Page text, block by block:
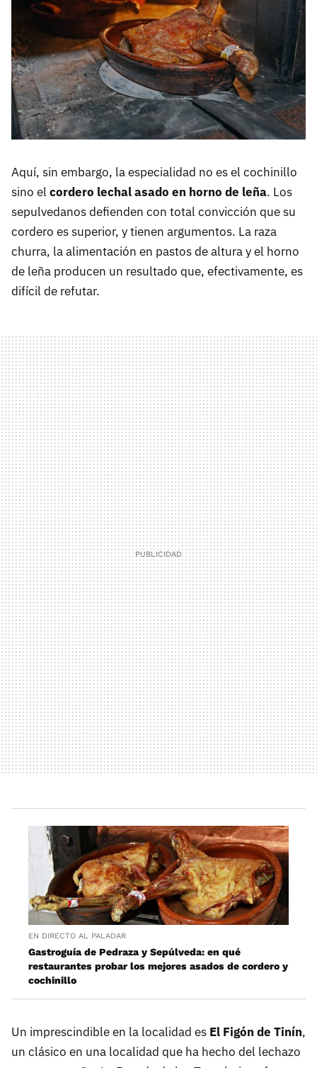
Aquí, sin embargo, la especialidad no es el cochinillo
sino el cordero lechal asado en horno de leña. Los
sepulvedanos defienden con total convicción que su
cordero es superior, y tienen argumentos. La raza
churra, la alimentación en pastos de altura y el horno
de leña producen un resultado que, efectivamente, es
difícil de refutar.
EN DIRECTO AL PALADAR
Gastroguía de Pedraza y Sepúlveda: en qué
restaurantes probar los mejores asados de cordero y
cochinillo
Un imprescindible en la localidad es El Figón de Tinín,
un clásico en una localidad que ha hecho del lechazo